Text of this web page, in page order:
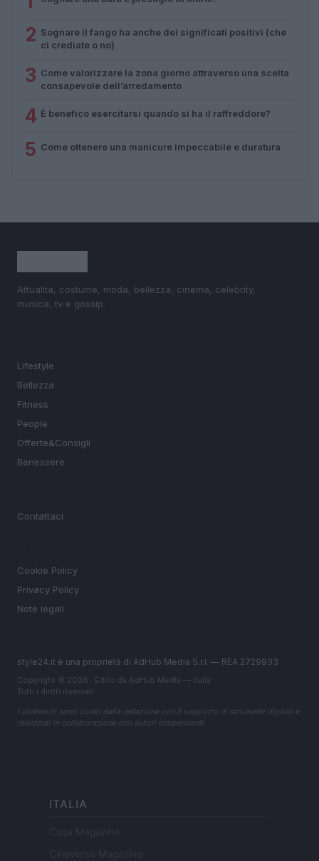
2 Sognare il fango ha anche dei significati positivi (che
ci crediate o no)
3 Come valorizzare la zona giorno attraverso una scelta
consapevole dell’arredamento
4 È benefico esercitarsi quando si ha il raffreddore?
5 Come ottenere una manicure impeccabile e duratura
Attualità, costume, moda, bellezza, cinema, celebrity,
musica, tv e gossip.
Lifestyle
Bellezza
Fitness
People
Offerte&Consigli
Benessere
Contattaci
Cookie Policy
Privacy Policy
Note legali
style24.it è una proprietà di AdHub Media S.r.l. — REA 2729933
Copyright © 2026 · Edito da AdHub Media — Italia
Tutti i diritti riservati
I contenuti sono curati dalla redazione con il supporto di strumenti digitali e
realizzati in collaborazione con autori indipendenti.
ITALIA
Casa Magazine
Cineverse Magazine